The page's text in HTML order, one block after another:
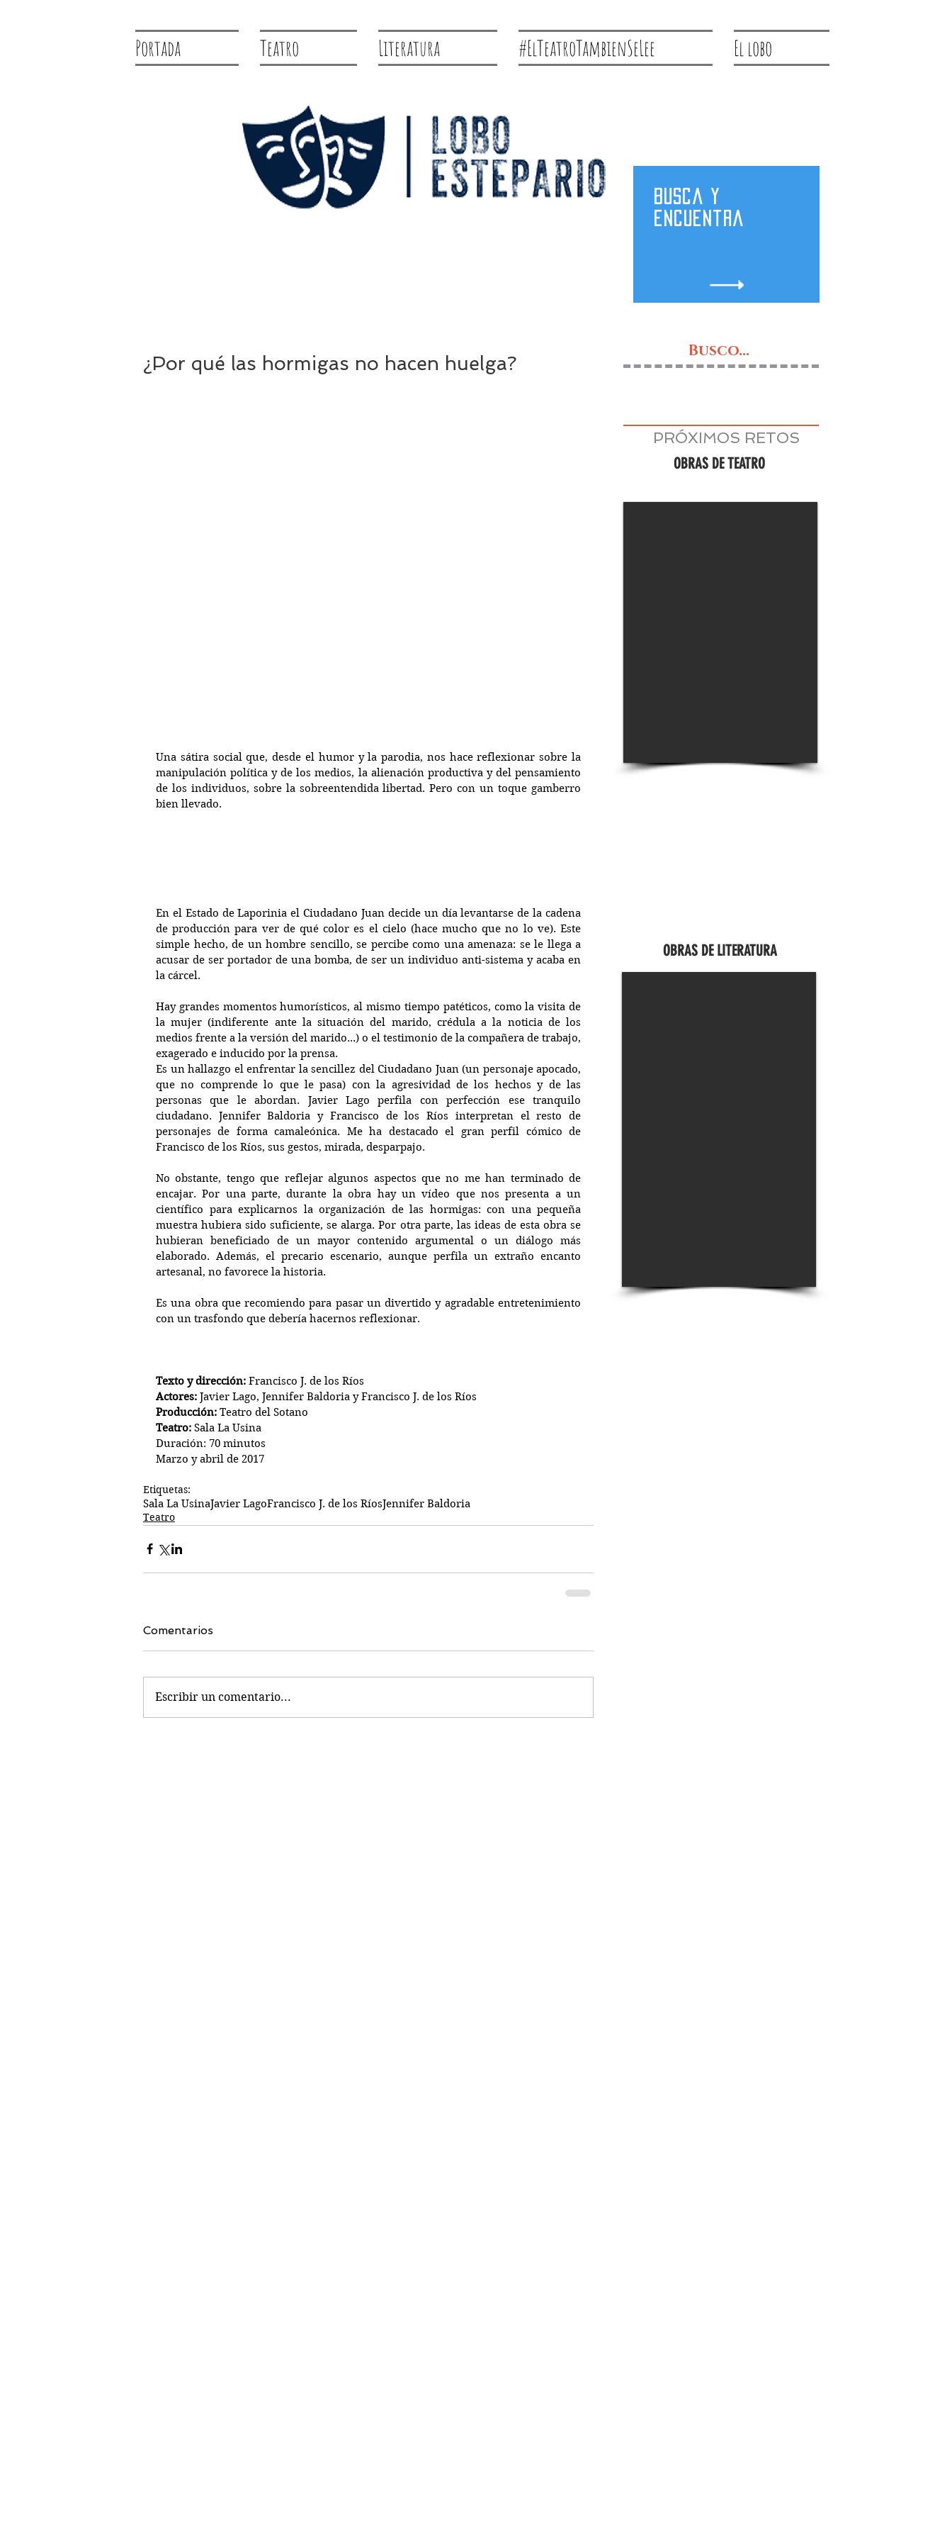
Portada Teatro Literatura #ElTeatroTambienSeLee El lobo
Busca y
encuentra
¿Por qué las hormigas no hacen huelga?
Una sátira social que, desde el humor y la parodia, nos hace reflexionar sobre la
manipulación política y de los medios, la alienación productiva y del pensamiento
de los individuos, sobre la sobreentendida libertad. Pero con un toque gamberro
bien llevado.
En el Estado de Laporinia el Ciudadano Juan decide un día levantarse de la cadena
de producción para ver de qué color es el cielo (hace mucho que no lo ve). Este
simple hecho, de un hombre sencillo, se percibe como una amenaza: se le llega a
acusar de ser portador de una bomba, de ser un individuo anti-sistema y acaba en
la cárcel.
Hay grandes momentos humorísticos, al mismo tiempo patéticos, como la visita de
la mujer (indiferente ante la situación del marido, crédula a la noticia de los
medios frente a la versión del marido...) o el testimonio de la compañera de trabajo,
exagerado e inducido por la prensa.
Es un hallazgo el enfrentar la sencillez del Ciudadano Juan (un personaje apocado,
que no comprende lo que le pasa) con la agresividad de los hechos y de las
personas que le abordan. Javier Lago perfila con perfección ese tranquilo
ciudadano. Jennifer Baldoria y Francisco de los Ríos interpretan el resto de
personajes de forma camaleónica. Me ha destacado el gran perfil cómico de
Francisco de los Ríos, sus gestos, mirada, desparpajo.
No obstante, tengo que reflejar algunos aspectos que no me han terminado de
encajar. Por una parte, durante la obra hay un vídeo que nos presenta a un
científico para explicarnos la organización de las hormigas: con una pequeña
muestra hubiera sido suficiente, se alarga. Por otra parte, las ideas de esta obra se
hubieran beneficiado de un mayor contenido argumental o un diálogo más
elaborado. Además, el precario escenario, aunque perfila un extraño encanto
artesanal, no favorece la historia.
Es una obra que recomiendo para pasar un divertido y agradable entretenimiento
con un trasfondo que debería hacernos reflexionar.
Texto y dirección: Francisco J. de los Ríos
Actores: Javier Lago, Jennifer Baldoria y Francisco J. de los Ríos
Producción: Teatro del Sotano
Teatro: Sala La Usina
Duración: 70 minutos
Marzo y abril de 2017
Etiquetas:
Sala La UsinaJavier LagoFrancisco J. de los RíosJennifer Baldoria
Teatro
Comentarios
Escribir un comentario...
Busco...
PRÓXIMOS RETOS
OBRAS DE TEATRO
OBRAS DE LITERATURA